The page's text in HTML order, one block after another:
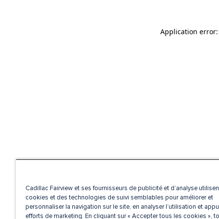
Application
Cadillac Fairview et ses fournisseurs de publicité et d’analyse
cookies et des technologies de suivi semblables pour améliorer et
personnaliser la navigation sur le site, en analyser l’utilisation et
efforts de marketing. En cliquant sur « Accepter tous les cookies »,